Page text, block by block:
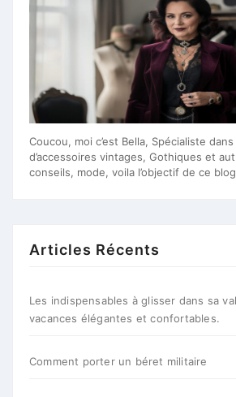
Coucou, moi c’est Bella, Spécialiste
d’accessoires vintages, Gothiques et
conseils, mode, voila l’objectif de ce
Articles Récents
Les indispensables à glisser dans sa
vacances élégantes et confortables.
Comment porter un béret militaire